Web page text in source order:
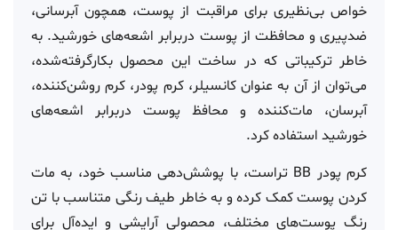
خواص بی‌نظیری برای مراقبت از پوست، همچون آبرسانی،
ضدپیری و محافظت از پوست دربرابر اشعه‌های خورشید. به
خاطر ترکیباتی که در ساخت این محصول بکارگرفته‌شده،
می‌توان از آن به عنوان کانسیلر، کرم پودر، کرم روشن‌کننده،
آبرسان، مات‌کننده و محافظ پوست دربرابر اشعه‌های
خورشید استفاده کرد.
کرم پودر BB تراست، با پوشش‌دهی مناسب خود، به مات
کردن پوست کمک کرده و به خاطر طیف رنگی متناسب با تن
رنگ پوست‌های مختلف، محصولی آرایشی و ایده‌آل برای